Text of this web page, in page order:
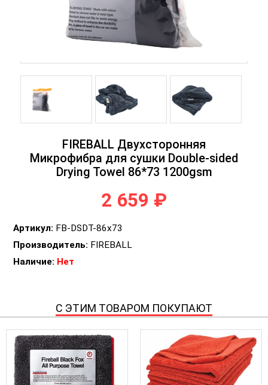
FIREBALL Двухсторонняя
Микрофибра для сушки Double-sided
Drying Towel 86*73 1200gsm
2 659 ₽
Артикул: FB-DSDT-86x73
Производитель: FIREBALL
Наличие: Нет
С ЭТИМ ТОВАРОМ ПОКУПАЮТ